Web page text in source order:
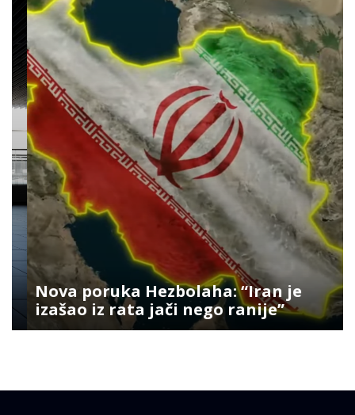
Nova poruka Hezbolaha: “Iran je
izašao iz rata jači nego ranije”